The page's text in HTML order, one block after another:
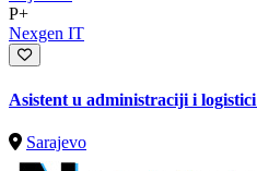
P+
Nexgen IT
Asistent u administraciji i logistici
Sarajevo